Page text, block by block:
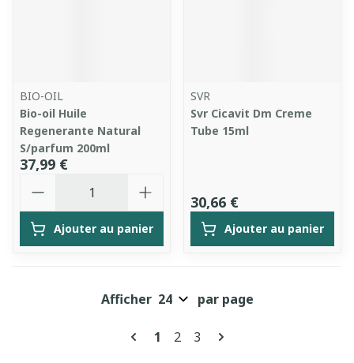
BIO-OIL
Bio-oil Huile
Regenerante Natural
S/parfum 200ml
37,99 €
Ajouter au panier
SVR
Svr Cicavit Dm Creme
Tube 15ml
30,66 €
Ajouter au panier
Pages
Vous lisez actuellement la
1 Page
2 Page
3
Afficher par page